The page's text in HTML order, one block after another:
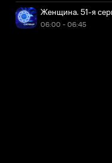
Женщина. 51-я
06:00 - 06:45